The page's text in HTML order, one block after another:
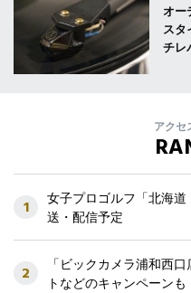
オー
スタ
チレ
アクセ
1
女子プロゴルフ「北海
送・配信予定
2
「ビックカメラ浦和西
トなどのキャンペーンも